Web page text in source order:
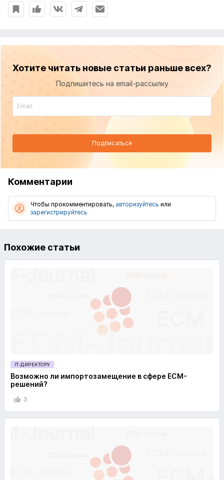
Хотите читать новые статьи раньше всех?
Подпишитесь на email-рассылку
Подписаться
Комментарии
Чтобы прокомментировать, авторизуйтесь или
зарегистрируйтесь
Похожие статьи
IT-ДИРЕКТОРУ
Возможно ли импортозамещение в сфере ECM-
решений?
3